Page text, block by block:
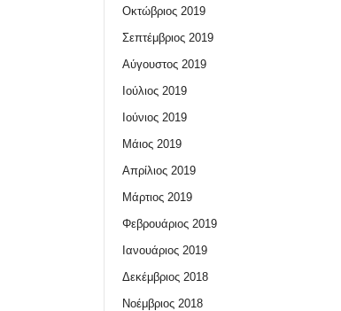
Οκτώβριος 2019
Σεπτέμβριος 2019
Αύγουστος 2019
Ιούλιος 2019
Ιούνιος 2019
Μάιος 2019
Απρίλιος 2019
Μάρτιος 2019
Φεβρουάριος 2019
Ιανουάριος 2019
Δεκέμβριος 2018
Νοέμβριος 2018